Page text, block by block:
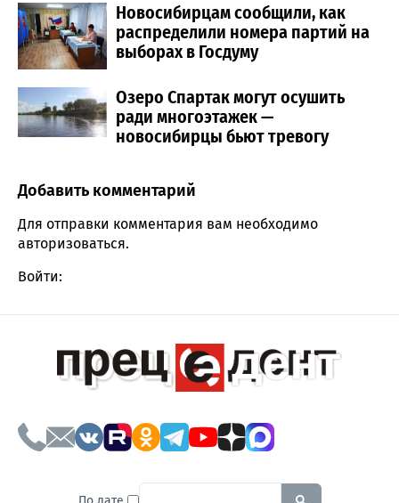
Новосибирцам сообщили, как
распределили номера партий на
выборах в Госдуму
Озеро Спартак могут осушить
ради многоэтажек —
новосибирцы бьют тревогу
Comment section
Добавить комментарий
Для отправки комментария вам необходимо
авторизоваться.
Войти:
To search this site, enter a